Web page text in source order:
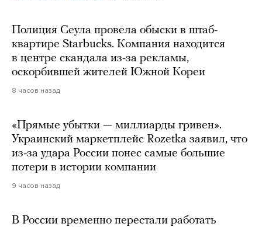
Полиция Сеула провела обыски в штаб-
квартире Starbucks. Компания находится
в центре скандала из-за рекламы,
оскорбившей жителей Южной Кореи
8 часов назад
«Прямые убытки — миллиарды гривен».
Украинский маркетплейс Rozetka заявил, что
из-за удара России понес самые большие
потери в истории компании
9 часов назад
В России временно перестали работать